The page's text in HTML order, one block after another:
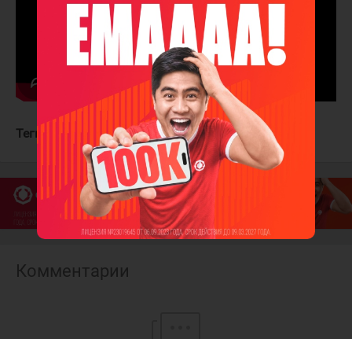
Теги: Динамо Мск Динамо Мн
Комментарии